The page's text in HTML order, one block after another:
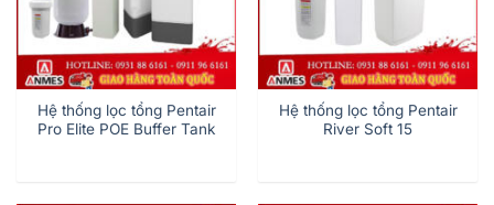
Hệ thống lọc tổng Pentair
Pro Elite POE Buffer Tank
Hệ thống lọc tổng Pentair
River Soft 15